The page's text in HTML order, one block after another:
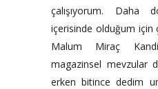
çalışıyorum. Daha
içerisinde olduğum için
Malum Miraç
magazinsel mevzular
erken bitince dedim